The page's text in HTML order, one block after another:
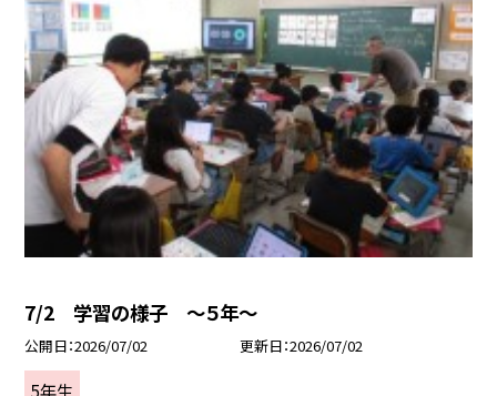
7/2 学習の様子 ～５年～
公開日 2026/07/02 更新日 2026/07/02
5年生